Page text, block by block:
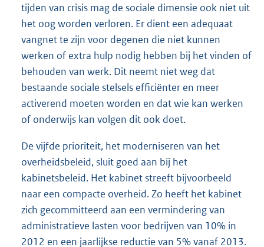
tijden van crisis mag de sociale dimensie ook niet uit
het oog worden verloren. Er dient een adequaat
vangnet te zijn voor degenen die niet kunnen
werken of extra hulp nodig hebben bij het vinden of
behouden van werk. Dit neemt niet weg dat
bestaande sociale stelsels efficiënter en meer
activerend moeten worden en dat wie kan werken
of onderwijs kan volgen dit ook doet.
De vijfde prioriteit, het moderniseren van het
overheidsbeleid, sluit goed aan bij het
kabinetsbeleid. Het kabinet streeft bijvoorbeeld
naar een compacte overheid. Zo heeft het kabinet
zich gecommitteerd aan een vermindering van
administratieve lasten voor bedrijven van 10% in
2012 en een jaarlijkse reductie van 5% vanaf 2013.